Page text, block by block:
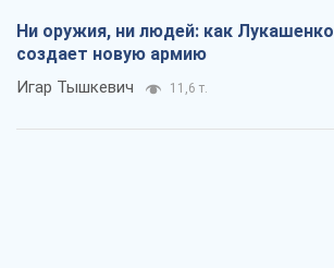
Ни оружия, ни людей: как Лукашенко
создает новую армию
Игар Тышкевич 11,6 т.